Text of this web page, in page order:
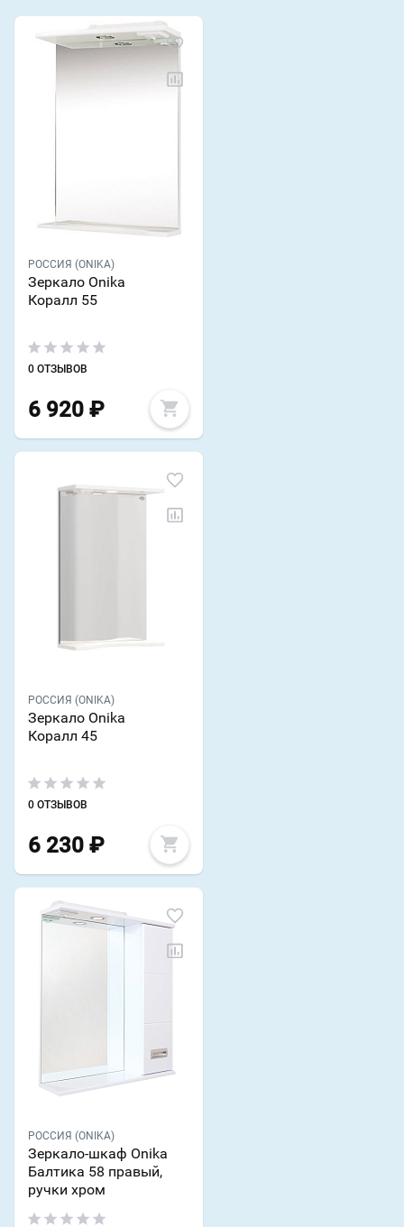
РОССИЯ (ONIKA)
Зеркало Onika
Коралл 55
0 ОТЗЫВОВ
6 920 ₽
РОССИЯ (ONIKA)
Зеркало Onika
Коралл 45
0 ОТЗЫВОВ
6 230 ₽
РОССИЯ (ONIKA)
Зеркало-шкаф Onika
Балтика 58 правый,
ручки хром